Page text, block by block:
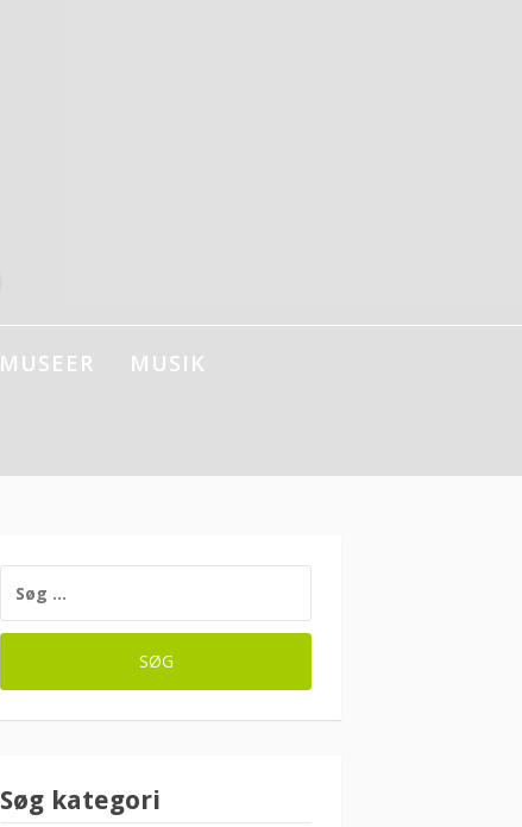
MUSEER MUSIK
EFTER:
Søg kategori